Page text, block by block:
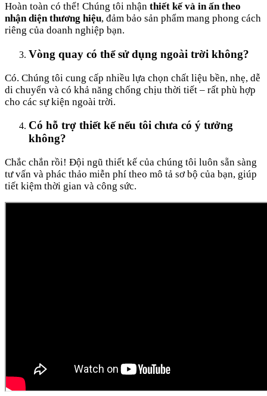
Hoàn toàn có thể! Chúng tôi nhận thiết kế và in ấn theo
nhận diện thương hiệu, đảm bảo sản phẩm mang phong cách
riêng của doanh nghiệp bạn.
Vòng quay có thể sử dụng ngoài trời không?
Có. Chúng tôi cung cấp nhiều lựa chọn chất liệu bền, nhẹ, dễ
di chuyển và có khả năng chống chịu thời tiết – rất phù hợp
cho các sự kiện ngoài trời.
Có hỗ trợ thiết kế nếu tôi chưa có ý tưởng
không?
Chắc chắn rồi! Đội ngũ thiết kế của chúng tôi luôn sẵn sàng
tư vấn và phác thảo miễn phí theo mô tả sơ bộ của bạn, giúp
tiết kiệm thời gian và công sức.